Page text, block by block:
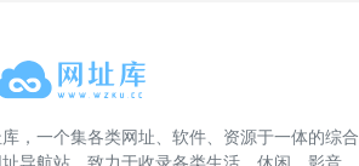
，一个集各类网址、软件、资源于一体的综合
导航站，致力于收录各类生活、休闲、影音、